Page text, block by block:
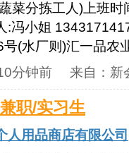
菜分拣工人)上班
:冯小姐
(水厂则)汇一品农
分钟前 来自： 新
职/实习生
人用品商店有限公司